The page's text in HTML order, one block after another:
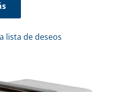
lista de deseos